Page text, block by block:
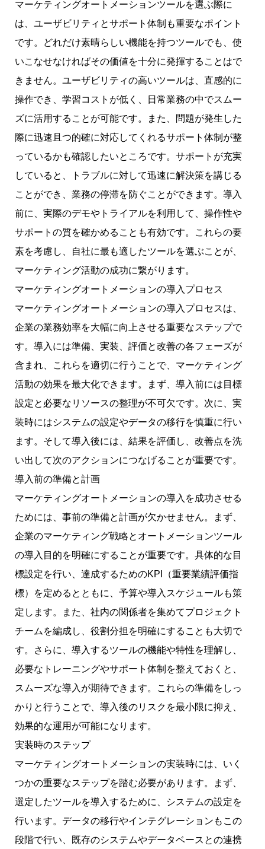
マーケティングオートメーションツールを選ぶ際に
は、ユーザビリティとサポート体制も重要なポイント
です。どれだけ素晴らしい機能を持つツールでも、使
いこなせなければその価値を十分に発揮することはで
きません。ユーザビリティの高いツールは、直感的に
操作でき、学習コストが低く、日常業務の中でスムー
ズに活用することが可能です。また、問題が発生した
際に迅速且つ的確に対応してくれるサポート体制が整
っているかも確認したいところです。サポートが充実
していると、トラブルに対して迅速に解決策を講じる
ことができ、業務の停滞を防ぐことができます。導入
前に、実際のデモやトライアルを利用して、操作性や
サポートの質を確かめることも有効です。これらの要
素を考慮し、自社に最も適したツールを選ぶことが、
マーケティング活動の成功に繋がります。
マーケティングオートメーションの導入プロセス
マーケティングオートメーションの導入プロセスは、
企業の業務効率を大幅に向上させる重要なステップで
す。導入には準備、実装、評価と改善の各フェーズが
含まれ、これらを適切に行うことで、マーケティング
活動の効果を最大化できます。まず、導入前には目標
設定と必要なリソースの整理が不可欠です。次に、実
装時にはシステムの設定やデータの移行を慎重に行い
ます。そして導入後には、結果を評価し、改善点を洗
い出して次のアクションにつなげることが重要です。
導入前の準備と計画
マーケティングオートメーションの導入を成功させる
ためには、事前の準備と計画が欠かせません。まず、
企業のマーケティング戦略とオートメーションツール
の導入目的を明確にすることが重要です。具体的な目
標設定を行い、達成するためのKPI（重要業績評価指
標）を定めるとともに、予算や導入スケジュールも策
定します。また、社内の関係者を集めてプロジェクト
チームを編成し、役割分担を明確にすることも大切で
す。さらに、導入するツールの機能や特性を理解し、
必要なトレーニングやサポート体制を整えておくと、
スムーズな導入が期待できます。これらの準備をしっ
かりと行うことで、導入後のリスクを最小限に抑え、
効果的な運用が可能になります。
実装時のステップ
マーケティングオートメーションの実装時には、いく
つかの重要なステップを踏む必要があります。まず、
選定したツールを導入するために、システムの設定を
行います。データの移行やインテグレーションもこの
段階で行い、既存のシステムやデータベースとの連携